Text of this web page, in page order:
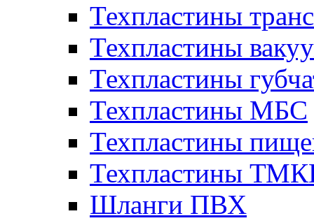
Техпластины
Техпластины
Техпластины
Техпластины МБС
Техпластины
Техпластины
Шланги ПВХ